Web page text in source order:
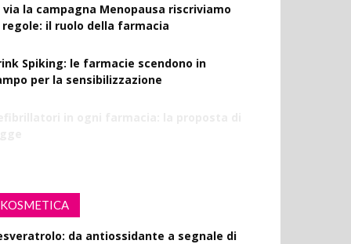
via la campagna Menopausa riscriviamo
regole: il ruolo della farmacia
Spiking: le farmacie scendono in
per la sensibilizzazione
KOSMETICA
da antiossidante a segnale di